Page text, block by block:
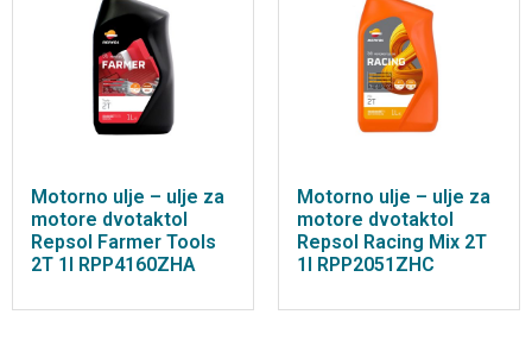
Motorno ulje – ulje za
motore dvotaktol
Repsol Farmer Tools
2T 1l RPP4160ZHA
Motorno ulje – ulje za
motore dvotaktol
Repsol Racing Mix 2T
1l RPP2051ZHC